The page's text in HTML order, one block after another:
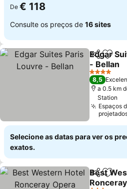
De € 118
Consulte os preços de 16 sites
Partilhar
Edgar
- Bellan
Ver preços
4 Estrelas
8,5
a 0.5 km
Station
Espaços
Selecione as datas para ver os
exatos.
Partilhar
Best